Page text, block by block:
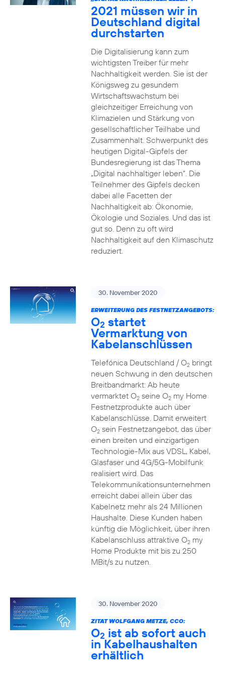
2021 müssen wir in
Deutschland digital
durchstarten
Die Digitalisierung kann zum
wichtigsten Treiber für mehr
Nachhaltigkeit werden. Sie ist der
Königsweg zu gesundem
Wirtschaftswachstum bei
gleichzeitiger Erreichung von
Klimazielen und Stärkung von
gesellschaftlicher Teilhabe und
Zusammenhalt. Schwerpunkt des
heutigen Digital-Gipfels der
Bundesregierung ist das Thema
„Digital nachhaltiger leben“. Die
Teilnehmer des Gipfels decken
dabei alle Facetten der
Nachhaltigkeit ab: Ökonomie,
Ökologie und Soziales. Und das ist
gut so. Denn zu oft wird
Nachhaltigkeit auf den Klimaschutz
reduziert.
30. November 2020
ERWEITERUNG DES FESTNETZANGEBOTS:
O2 startet
Vermarktung von
Kabelanschlüssen
Telefónica Deutschland / O2bringt
neuen Schwung in den deutschen
Breitbandmarkt: Ab heute
vermarktet O2seine O2my Home
Festnetzprodukte auch über
Kabelanschlüsse. Damit erweitert
O2sein Festnetzangebot, das über
einen breiten und einzigartigen
Technologie-Mix aus VDSL, Kabel,
Glasfaser und 4G/5G-Mobilfunk
realisiert wird. Das
Telekommunikationsunternehmen
erreicht dabei allein über das
Kabelnetz mehr als 24 Millionen
Haushalte. Diese Kunden haben
künftig die Möglichkeit, über ihren
Kabelanschluss attraktive O2my
Home Produkte mit bis zu 250
MBit/s zu nutzen.
30. November 2020
ZITAT WOLFGANG METZE, CCO:
O2 ist ab sofort auch
in Kabelhaushalten
erhältlich